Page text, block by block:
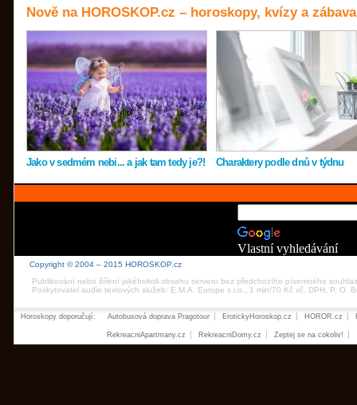
Nově na HOROSKOP.cz – horoskopy, kvízy a zábava
Jako v sedmém nebi... a jak tam tedy je?! Charaktery podle dnů v týdnu
Vlastní vyhledávání
Copyright © 2004 – 2015 HOROSKOP.cz
Publikování nebo šíření jakéhokoli obsahu serveru bez předchozího písemného
Poskytovatel audio textových služeb: E.M.A. Europe s.r.o., 1 min/70 Kč vč. DPH, P. O.
Horoskopy doporučují: Autobusová doprava Pragotour ErotickyHoroskop.cz HOROR.cz
RekreacniApartmany.cz RekreacniDomy.cz Zeptej se na cokoliv!